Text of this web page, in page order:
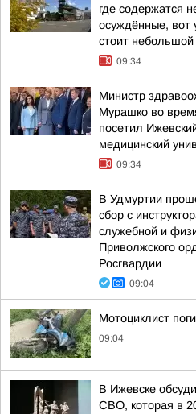
где содержатся
осуждённые, вот
стоит
09:34
Министр
Мурашко во
посетил
медицинский
09:34
В Удмуртии
сбор с
служебной и
Приволжского
Росгвардии
09:04
Мотоциклист
09:04
В Ижевске
СВО, которая в